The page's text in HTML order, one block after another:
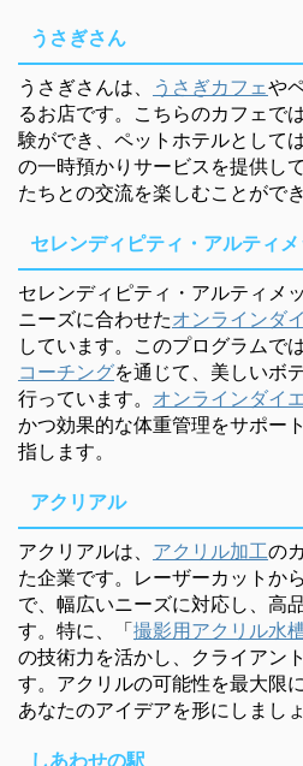
うさぎさん
うさぎさんは、 うさぎカフェや
るお店です。こちらのカフェで
験ができ、ペットホテルとして
の一時預かりサービスを提供し
たちとの交流を楽しむことがで
セレンディピティ・アルティ
セレンディピティ・アルティメ
ニーズに合わせたオンラインダ
しています。このプログラムでは
コーチングを通じて、美しいボ
行っています。 オンラインダイ
かつ効果的な体重管理をサポー
指します。
アクリアル
アクリアルは、 アクリル加工の
た企業です。レーザーカットか
で、幅広いニーズに対応し、高
す。特に、「撮影用アクリル水
の技術力を活かし、クライアン
す。アクリルの可能性を最大限
あなたのアイデアを形にしましょ
しあわせの駅